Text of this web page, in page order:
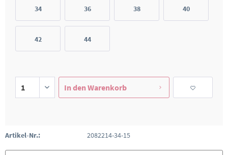
34 36 38 40
42 44
In den Warenkorb
Artikel-Nr.: 2082214-34-15